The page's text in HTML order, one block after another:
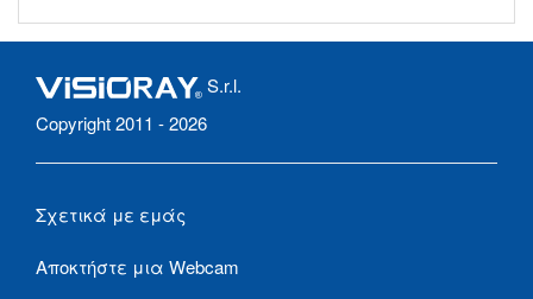
S.r.l.
Copyright 2011 - 2026
Σχετικά με εμάς
Αποκτήστε μια Webcam